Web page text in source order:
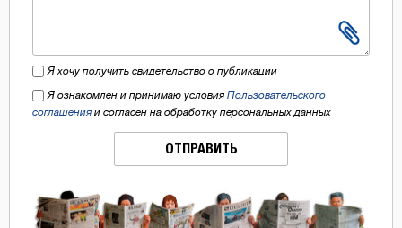
Я хочу получить свидетельство о публикации
Я ознакомлен и принимаю условия Пользовательского
соглашения и согласен на обработку персональных данных
ОТПРАВИТЬ